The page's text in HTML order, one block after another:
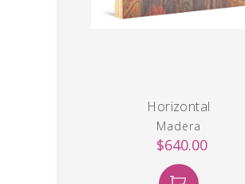
Horizontal
Madera
$640.00